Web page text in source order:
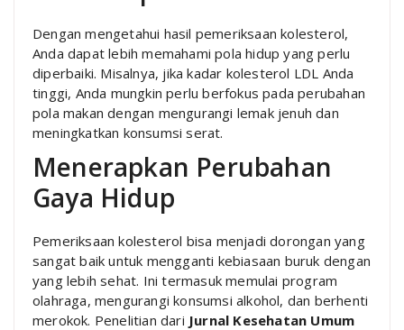
Dengan mengetahui hasil pemeriksaan kolesterol,
Anda dapat lebih memahami pola hidup yang perlu
diperbaiki. Misalnya, jika kadar kolesterol LDL Anda
tinggi, Anda mungkin perlu berfokus pada perubahan
pola makan dengan mengurangi lemak jenuh dan
meningkatkan konsumsi serat.
Menerapkan Perubahan
Gaya Hidup
Pemeriksaan kolesterol bisa menjadi dorongan yang
sangat baik untuk mengganti kebiasaan buruk dengan
yang lebih sehat. Ini termasuk memulai program
olahraga, mengurangi konsumsi alkohol, dan berhenti
merokok. Penelitian dari Jurnal Kesehatan Umum